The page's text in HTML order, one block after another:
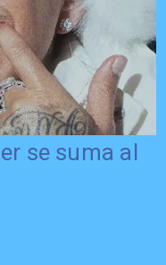
se suma al